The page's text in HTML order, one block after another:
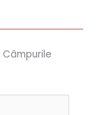
Câmpurile